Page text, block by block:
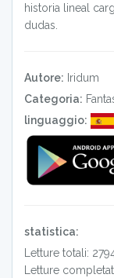
historia lineal
dudas.
Autore: Iridum
Categoria:
linguaggio:
statistica:
Letture totali:
Letture